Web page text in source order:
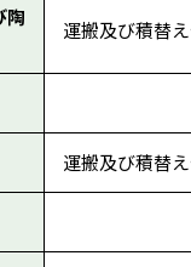
陶
運搬及び積替
運搬及び積替